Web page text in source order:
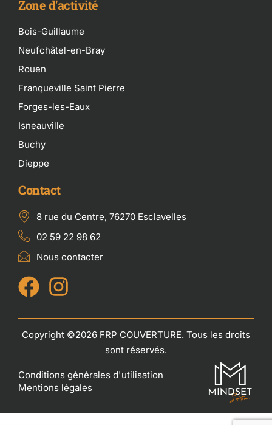
Zone d'activité
Bois-Guillaume
Neufchâtel-en-Bray
Rouen
Franqueville Saint Pierre
Forges-les-Eaux
Isneauville
Buchy
Dieppe
Contact
8 rue du Centre, 76270 Esclavelles
02 59 22 98 62
Nous contacter
Copyright ©2026 FRP COUVERTURE. Tous les droits
sont réservés.
Conditions générales d'utilisation
Mentions légales